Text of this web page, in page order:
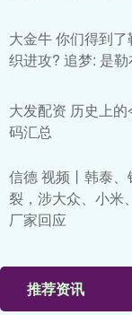
大金牛 你们得到
织进攻? 追梦: 是勒
大发配资 历史上
码汇总
信德 视频丨韩泰
裂，涉大众、小米
厂家回应
推荐资讯